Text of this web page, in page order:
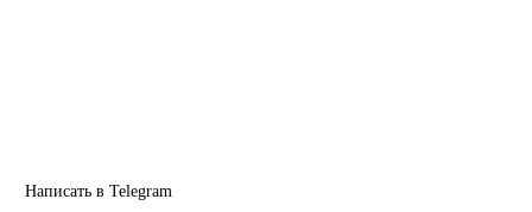
Написать в Telegram